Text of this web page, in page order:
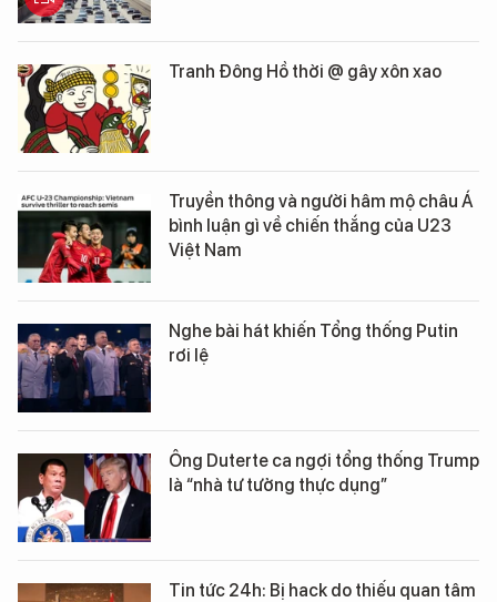
Tranh Đông Hồ thời @ gây xôn xao
Truyền thông và người hâm mộ châu Á
bình luận gì về chiến thắng của U23
Việt Nam
Nghe bài hát khiến Tổng thống Putin
rơi lệ
Ông Duterte ca ngợi tổng thống Trump
là “nhà tư tưởng thực dụng”
Tin tức 24h: Bị hack do thiếu quan tâm